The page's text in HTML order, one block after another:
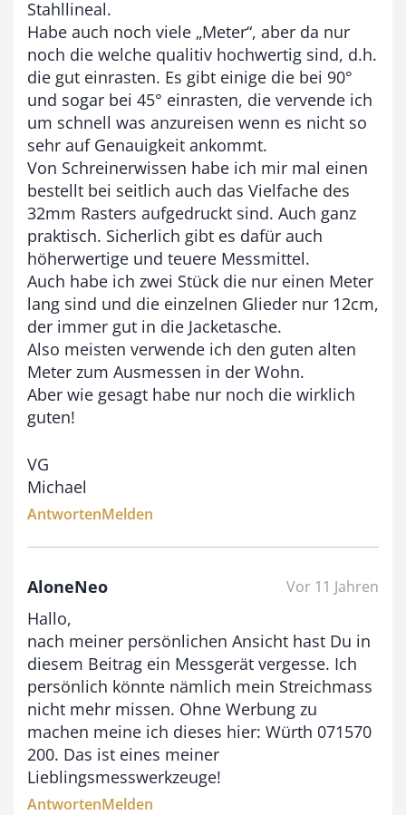
Stahllineal.
Habe auch noch viele „Meter“, aber da nur
noch die welche qualitiv hochwertig sind, d.h.
die gut einrasten. Es gibt einige die bei 90°
und sogar bei 45° einrasten, die vervende ich
um schnell was anzureisen wenn es nicht so
sehr auf Genauigkeit ankommt.
Von Schreinerwissen habe ich mir mal einen
bestellt bei seitlich auch das Vielfache des
32mm Rasters aufgedruckt sind. Auch ganz
praktisch. Sicherlich gibt es dafür auch
höherwertige und teuere Messmittel.
Auch habe ich zwei Stück die nur einen Meter
lang sind und die einzelnen Glieder nur 12cm,
der immer gut in die Jacketasche.
Also meisten verwende ich den guten alten
Meter zum Ausmessen in der Wohn.
Aber wie gesagt habe nur noch die wirklich
guten!
VG
Michael
AntwortenMelden
AloneNeo Vor 11 Jahren
Hallo,
nach meiner persönlichen Ansicht hast Du in
diesem Beitrag ein Messgerät vergesse. Ich
persönlich könnte nämlich mein Streichmass
nicht mehr missen. Ohne Werbung zu
machen meine ich dieses hier: Würth 071570
200. Das ist eines meiner
Lieblingsmesswerkzeuge!
AntwortenMelden